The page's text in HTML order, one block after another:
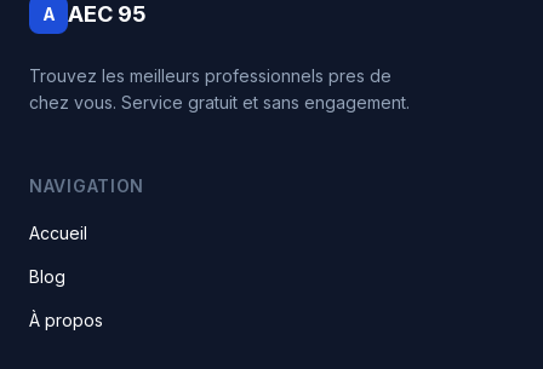
A AEC 95
Trouvez les meilleurs professionnels pres de
chez vous. Service gratuit et sans engagement.
NAVIGATION
Accueil
Blog
À propos